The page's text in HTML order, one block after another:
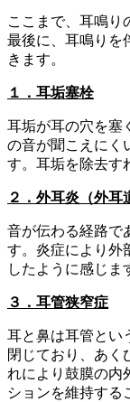
ここまで、耳鳴り
最後に、耳鳴りを
きます。
１．耳垢塞栓
耳垢が耳の穴を塞
の音が聞こえにく
す。耳垢を除去す
２．外耳炎（外耳
音が伝わる経路で
す。炎症により外
したように感じま
３．耳管狭窄症
耳と鼻は耳管とい
閉じており、あく
れにより鼓膜の内
ションを維持する